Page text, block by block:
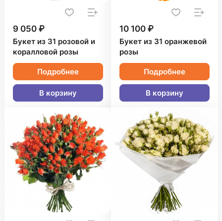
9 050 ₽
Букет из 31 розовой и
коралловой розы
Подробнее
В корзину
10 100 ₽
Букет из 31 оранжевой
розы
Подробнее
В корзину